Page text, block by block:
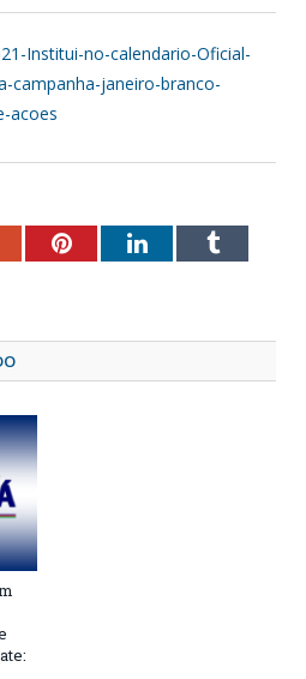
Institui-no-calendario-Oficial-
campanha-janeiro-branco-
acoes
PinterestLinkedInTumblr